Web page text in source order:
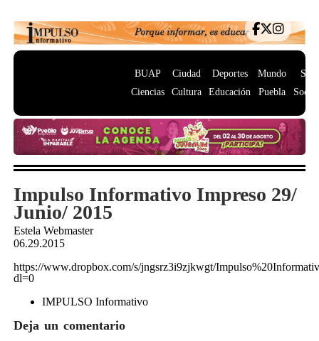
BUAP
Ciencias
Ciudad
Cultura
Deportes
Educación
Mundo
Puebla
Impulso Informativo Impreso 29/
Junio/ 2015
Estela Webmaster
06.29.2015
https://www.dropbox.com/s/jngsrz3i9zjkwgt/
dl=0
IMPULSO Informativo
Deja un comentario